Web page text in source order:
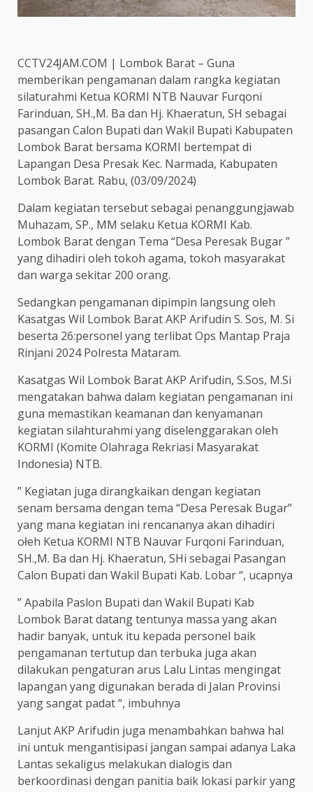
CCTV24JAM.COM | Lombok Barat – Guna
memberikan pengamanan dalam rangka kegiatan
silaturahmi Ketua KORMI NTB Nauvar Furqoni
Farinduan, SH.,M. Ba dan Hj. Khaeratun, SH sebagai
pasangan Calon Bupati dan Wakil Bupati Kabupaten
Lombok Barat bersama KORMI bertempat di
Lapangan Desa Presak Kec. Narmada, Kabupaten
Lombok Barat. Rabu, (03/09/2024)
Dalam kegiatan tersebut sebagai penanggungjawab
Muhazam, SP., MM selaku Ketua KORMI Kab.
Lombok Barat dengan Tema “Desa Peresak Bugar ”
yang dihadiri oleh tokoh agama, tokoh masyarakat
dan warga sekitar 200 orang.
Sedangkan pengamanan dipimpin langsung oleh
Kasatgas Wil Lombok Barat AKP Arifudin S. Sos, M. Si
beserta 26:personel yang terlibat Ops Mantap Praja
Rinjani 2024 Polresta Mataram.
Kasatgas Wil Lombok Barat AKP Arifudin, S.Sos, M.Si
mengatakan bahwa dalam kegiatan pengamanan ini
guna memastikan keamanan dan kenyamanan
kegiatan silahturahmi yang diselenggarakan oleh
KORMI (Komite Olahraga Rekriasi Masyarakat
Indonesia) NTB.
” Kegiatan juga dirangkaikan dengan kegiatan
senam bersama dengan tema “Desa Peresak Bugar”
yang mana kegiatan ini rencananya akan dihadiri
ołeh Ketua KORMI NTB Nauvar Furqoni Farinduan,
SH.,M. Ba dan Hj. Khaeratun, SHi sebagai Pasangan
Calon Bupati dan Wakil Bupati Kab. Lobar “, ucapnya
” Apabila Paslon Bupati dan Wakil Bupati Kab
Lombok Barat datang tentunya massa yang akan
hadir banyak, untuk itu kepada personel baik
pengamanan tertutup dan terbuka juga akan
dilakukan pengaturan arus Lalu Lintas mengingat
lapangan yang digunakan berada di Jalan Provinsi
yang sangat padat “, imbuhnya
Lanjut AKP Arifudin juga menambahkan bahwa hal
ini untuk mengantisipasi jangan sampai adanya Laka
Lantas sekaligus melakukan dialogis dan
berkoordinasi dengan panitia baik lokasi parkir yang